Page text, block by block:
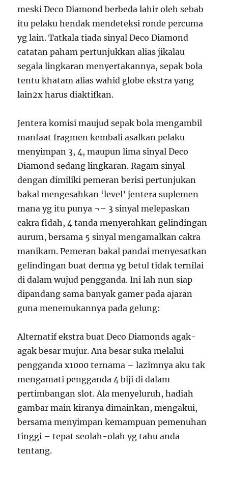
meski Deco Diamond berbeda lahir oleh sebab
itu pelaku hendak mendeteksi ronde percuma
yg lain. Tatkala tiada sinyal Deco Diamond
catatan paham pertunjukkan alias jikalau
segala lingkaran menyertakannya, sepak bola
tentu khatam alias wahid globe ekstra yang
lain2x harus diaktifkan.
Jentera komisi maujud sepak bola mengambil
manfaat fragmen kembali asalkan pelaku
menyimpan 3, 4, maupun lima sinyal Deco
Diamond sedang lingkaran. Ragam sinyal
dengan dimiliki pemeran berisi pertunjukan
bakal mengesahkan ‘level’ jentera suplemen
mana yg itu punya ¬– 3 sinyal melepaskan
cakra fidah, 4 tanda menyerahkan gelindingan
aurum, bersama 5 sinyal mengamalkan cakra
manikam. Pemeran bakal pandai menyesatkan
gelindingan buat derma yg betul tidak ternilai
di dalam wujud pengganda. Ini lah nun siap
dipandang sama banyak gamer pada ajaran
guna menemukannya pada gelung:
Alternatif ekstra buat Deco Diamonds agak-
agak besar mujur. Ana besar suka melalui
pengganda x1000 ternama – lazimnya aku tak
mengamati pengganda 4 biji di dalam
pertimbangan slot. Ala menyeluruh, hadiah
gambar main kiranya dimainkan, mengakui,
bersama menyimpan kemampuan pemenuhan
tinggi – tepat seolah-olah yg tahu anda
tentang.